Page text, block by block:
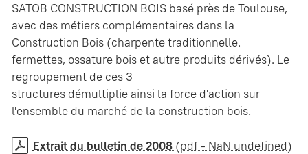
SATOB CONSTRUCTION BOIS basé près de Toulouse,
avec des métiers complémentaires dans la
Construction Bois (charpente traditionnelle.
fermettes, ossature bois et autre produits dérivés). Le
regroupement de ces 3
structures démultiplie ainsi la force d'action sur
l'ensemble du marché de la construction bois.
Extrait du bulletin de 2008(pdf - NaN undefined)